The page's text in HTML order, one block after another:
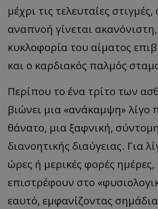
μέχρι τις τελευταίες
αναπνοή γίνεται
κυκλοφορία του αίματος
και ο καρδιακός παλμός
Περίπου το ένα τρίτο των
βιώνει μια «ανάκαμψη» λίγο
θάνατο, μια ξαφνική,
διανοητικής διαύγειας. Για
ώρες ή μερικές φορές ημέρες,
επιστρέφουν στο
εαυτό, εμφανίζοντας σημάδια